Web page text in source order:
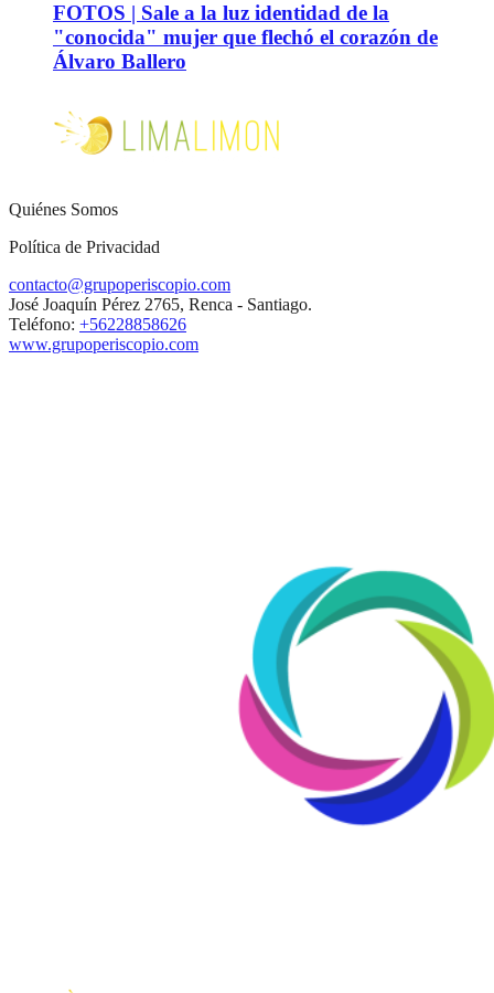
FOTOS | Sale a la luz identidad de la
"conocida" mujer que flechó el corazón de
Álvaro Ballero
Quiénes Somos
Política de Privacidad
contacto@grupoperiscopio.com
José Joaquín Pérez 2765, Renca - Santiago.
Teléfono: +56228858626
www.grupoperiscopio.com